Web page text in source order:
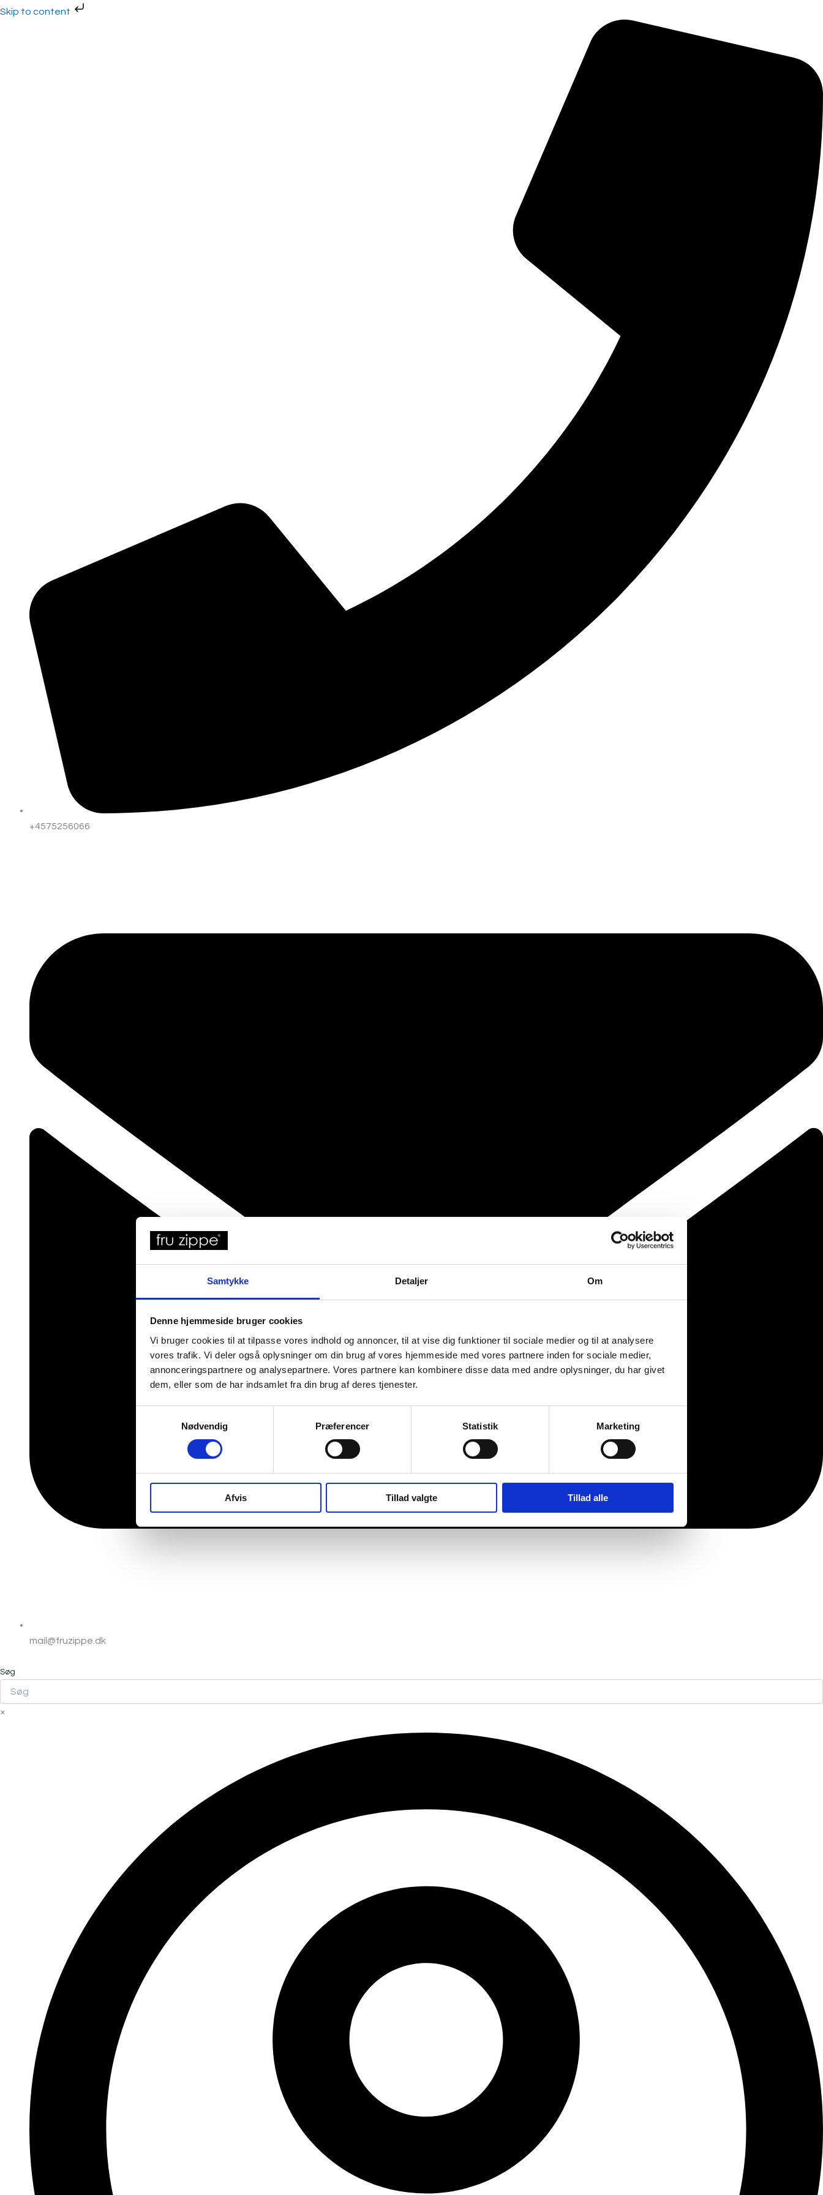
Samtykke Detaljer Om
Denne hjemmeside bruger cookies
Vi bruger cookies til at tilpasse vores indhold og annoncer, til at vise dig funktioner til sociale medier og til at analysere
vores trafik. Vi deler også oplysninger om din brug af vores hjemmeside med vores partnere inden for sociale medier,
annonceringspartnere og analysepartnere. Vores partnere kan kombinere disse data med andre oplysninger, du har givet
dem, eller som de har indsamlet fra din brug af deres tjenester.
Nødvendig
Præferencer Statistik Marketing
Afvis Tillad valgte Tillad alle
Skip to content
Gå
+4575256066
mail@fruzippe.dk
Søg
×